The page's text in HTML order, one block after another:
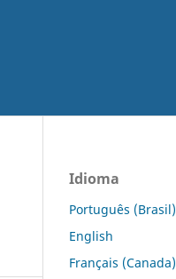
Idioma
Português (Brasil)
English
Français (Canada)